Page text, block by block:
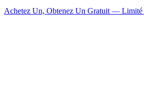
Achetez Un, Obtenez Un Gratuit — Limité